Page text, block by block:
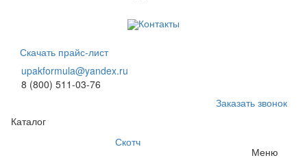
Контакты
Скачать прайс-лист
upakformula@yandex.ru
8 (800) 511-03-76
Заказать звонок
Меню
Каталог
Скотч